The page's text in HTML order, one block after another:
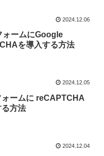
2024.12.06
ォームにGoogle
を導入する方法
2024.12.05
ォームに reCAPTCHA
方法
2024.12.04